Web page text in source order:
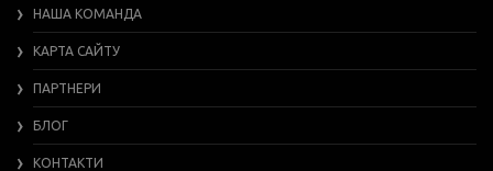
НАША КОМАНДА
КАРТА САЙТУ
ПАРТНЕРИ
БЛОГ
КОНТАКТИ